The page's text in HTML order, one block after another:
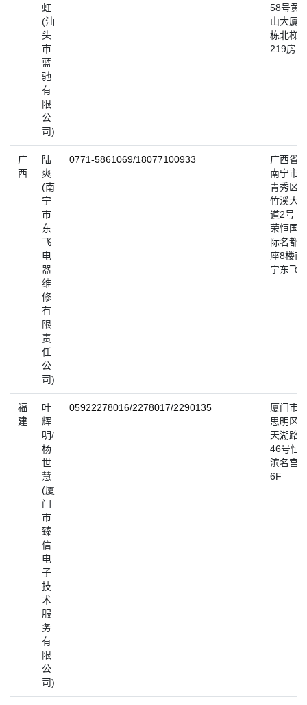
虹
(汕
头
市
蓝
驰
有
限
公
司)
58号黄
山大厦1
栋北梯
219房
广
西
陆
爽
(南
宁
市
东
飞
电
器
维
修
有
限
责
任
公
司)
0771-5861069/18077100933
广西省
南宁市
青秀区
竹溪大
道2号
荣恒国
际名都B
座8楼南
宁东飞
福
建
叶
辉
明/
杨
世
慧
(厦
门
市
臻
信
电
子
技
术
服
务
有
限
公
司)
05922278016/2278017/2290135
厦门市
思明区
天湖路
46号恒
滨名宫
6F